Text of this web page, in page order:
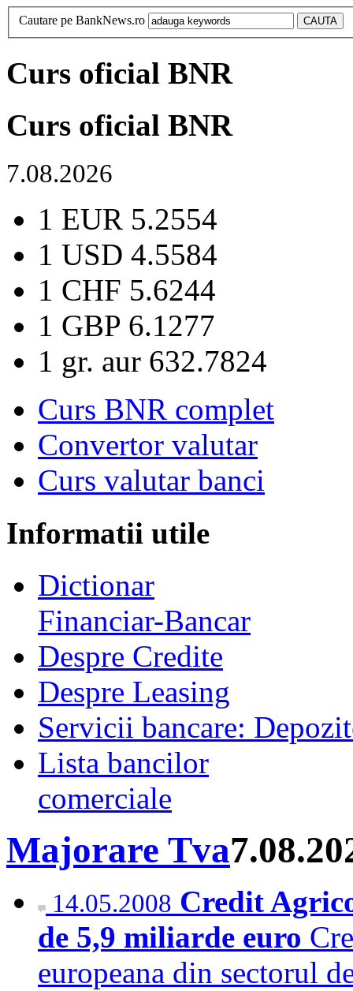
Cautare pe BankNews.ro
Curs oficial BNR
Curs oficial BNR
7.08.2026
1 EUR 5.2554
1 USD 4.5584
1 CHF 5.6244
1 GBP 6.1277
1 gr. aur 632.7824
Curs BNR complet
Convertor valutar
Curs valutar banci
Informatii utile
Dictionar
Financiar-Bancar
Despre Credite
Despre Leasing
Servicii bancare:
Lista bancilor
comerciale
Majorare Tva
14.05.2008 Credit
de 5,9 miliarde euro
europeana din sectorul